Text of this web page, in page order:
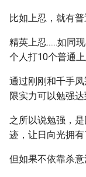
比如上忍，就有
精英上忍......如同
个人打10个普通上
通过刚刚和千手
限实力可以勉强达
之所以说勉强，
迹，让日向光拥有
但如果不依靠杀意